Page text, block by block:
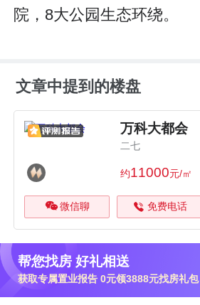
院，8大公园生态环绕。
文章中提到的楼盘
万科大都会
二七
约11000元/㎡
微信聊 免费电话
帮您找房 好礼相送
获取专属置业报告 0元领3888元找房礼包